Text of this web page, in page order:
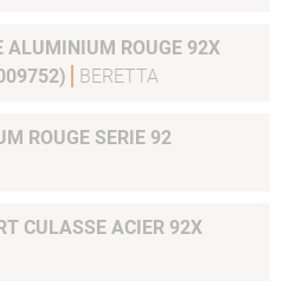
ALUMINIUM ROUGE 92X
BERETTA
ROUGE SERIE 92
CULASSE ACIER 92X